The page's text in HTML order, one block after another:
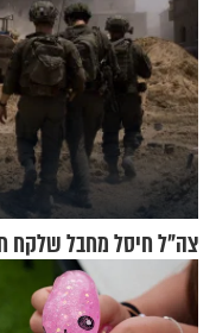
צה"ל חיסל מחבל שלקח